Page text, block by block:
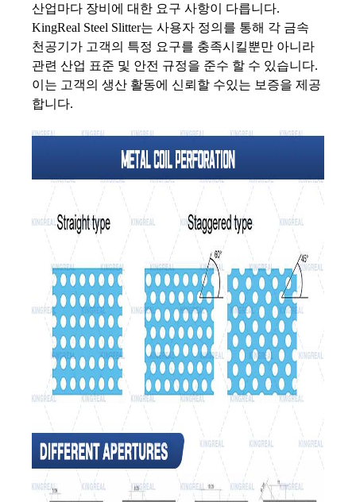
산업마다 장비에 대한 요구 사항이 다릅니다.
KingReal Steel Slitter는 사용자 정의를 통해 각 금속
천공기가 고객의 특정 요구를 충족시킬뿐만 아니라
관련 산업 표준 및 안전 규정을 준수 할 수 있습니다.
이는 고객의 생산 활동에 신뢰할 수있는 보증을 제공
합니다.